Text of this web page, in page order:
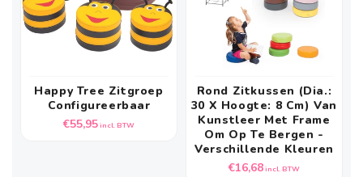
Happy Tree Zitgroep
Configureerbaar
Normale
€55,95incl. BTW
Rond Zitkussen (dia.:
30 X Hoogte: 8 Cm) Van
Kunstleer Met Frame
Om Op Te Bergen -
Verschillende Kleuren
Normale
€16,68incl. BTW